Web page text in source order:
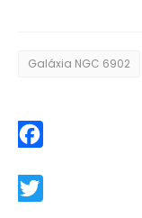
Galáxia NGC 6902